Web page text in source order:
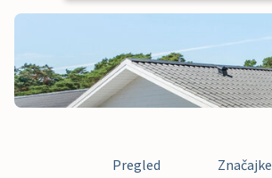
Pregled Značajke